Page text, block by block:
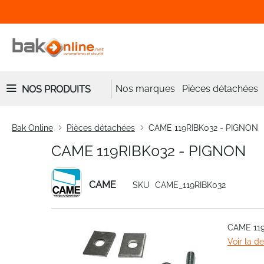
NOS PRODUITS Nos marques Pièces détachées
Bak Online Pièces détachées CAME 119RIBK032 - PIGNON
CAME 119RIBK032 - PIGNON
CAME SKU CAME_119RIBK032
CAME
Voir la